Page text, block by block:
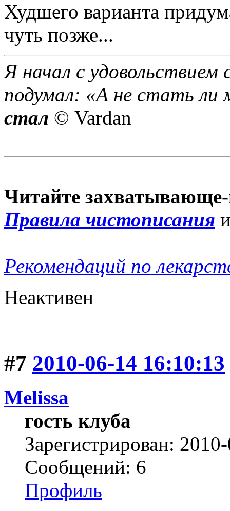
Худшего варианта
чуть позже...
Я начал с
подумал: «А не стать ли
стал © Vardan
Читайте
Правила чистописания
Рекомендаций по
Неактивен
#7 2010-06-14 16:10:13
Melissa
гость клуба
Зарегистрирован:
Сообщений: 6
Профиль